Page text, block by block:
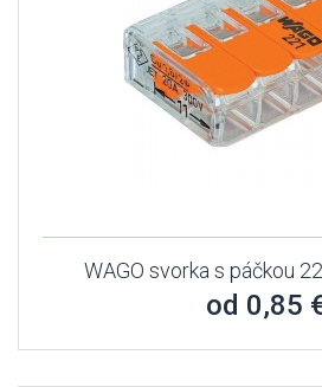
WAGO svorka s páčkou
od 0,85